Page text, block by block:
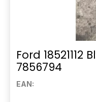
Ford
7856794
EAN: